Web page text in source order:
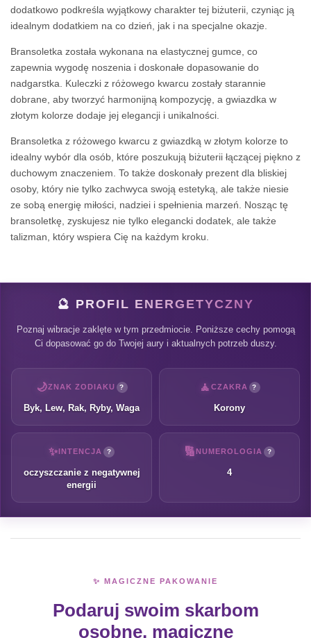
dodatkowo podkreśla wyjątkowy charakter tej biżuterii, czyniąc ją
idealnym dodatkiem na co dzień, jak i na specjalne okazje.
Bransoletka została wykonana na elastycznej gumce, co
zapewnia wygodę noszenia i doskonałe dopasowanie do
nadgarstka. Kuleczki z różowego kwarcu zostały starannie
dobrane, aby tworzyć harmonijną kompozycję, a gwiazdka w
złotym kolorze dodaje jej elegancji i unikalności.
Bransoletka z różowego kwarcu z gwiazdką w złotym kolorze to
idealny wybór dla osób, które poszukują biżuterii łączącej piękno z
duchowym znaczeniem. To także doskonały prezent dla bliskiej
osoby, który nie tylko zachwyca swoją estetyką, ale także niesie
ze sobą energię miłości, nadziei i spełnienia marzeń. Nosząc tę
bransoletkę, zyskujesz nie tylko elegancki dodatek, ale także
talizman, który wspiera Cię na każdym kroku.
🔮 PROFIL ENERGETYCZNY
Poznaj wibracje zaklęte w tym przedmiocie. Poniższe cechy pomogą
Ci dopasować go do Twojej aury i aktualnych potrzeb duszy.
🌙ZNAK ZODIAKU ?
Byk, Lew, Rak, Ryby, Waga
🧘 CZAKRA ?
Korony
✨INTENCJA ?
oczyszczanie z negatywnej
energii
🔢NUMEROLOGIA ?
4
✨ MAGICZNE PAKOWANIE
Podaruj swoim skarbom
osobne, magiczne